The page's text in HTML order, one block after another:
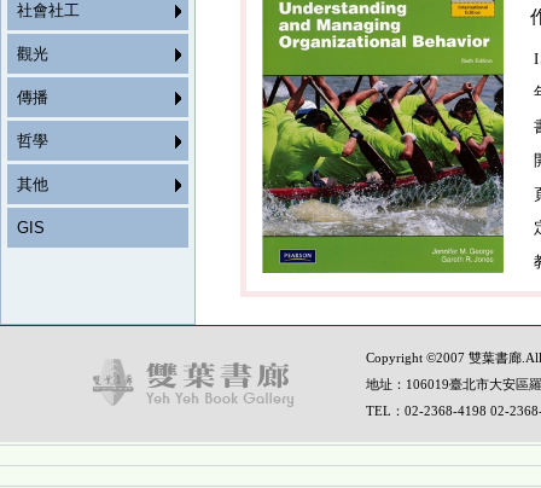
社會社工
觀光
傳播
哲學
其他
GIS
Copyright ©2007 雙葉書廊.All
地址：106019臺北市大安區
TEL：02-2368-4198 02-